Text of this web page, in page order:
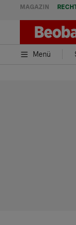
MAGAZIN
Menü